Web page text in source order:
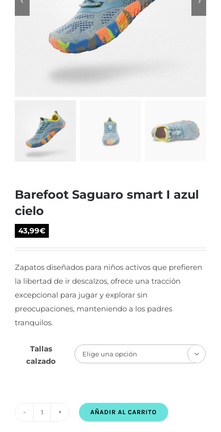
Barefoot Saguaro smart I azul
cielo
43,99€
Zapatos diseñados para niños activos que prefieren
la libertad de ir descalzos, ofrece una tracción
excepcional para jugar y explorar sin
preocupaciones, manteniendo a los padres
tranquilos.
Tallas
calzado

AÑADIR AL CARRITO